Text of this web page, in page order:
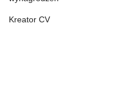
Kreator CV